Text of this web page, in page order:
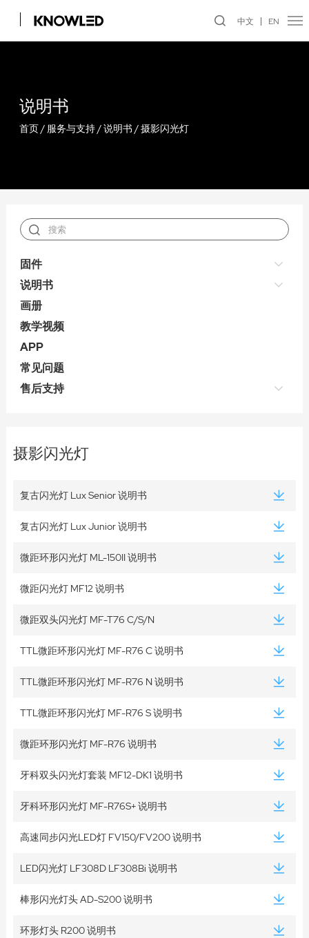
中文 EN
说明书
首页/ 服务与支持/说明书 /摄影闪光灯
固件
说明书
画册
教学视频
APP
常见问题
售后支持
摄影闪光灯
复古闪光灯 Lux Senior 说明书
复古闪光灯 Lux Junior 说明书
微距环形闪光灯 ML-150II 说明书
微距闪光灯 MF12 说明书
微距双头闪光灯 MF-T76 C/S/N
TTL微距环形闪光灯 MF-R76 C 说明书
TTL微距环形闪光灯 MF-R76 N 说明书
TTL微距环形闪光灯 MF-R76 S 说明书
微距环形闪光灯 MF-R76 说明书
牙科双头闪光灯套装 MF12-DK1 说明书
牙科环形闪光灯 MF-R76S+ 说明书
高速同步闪光LED灯 FV150/FV200 说明书
LED闪光灯 LF308D LF308Bi 说明书
棒形闪光灯头 AD-S200 说明书
环形灯头 R200 说明书